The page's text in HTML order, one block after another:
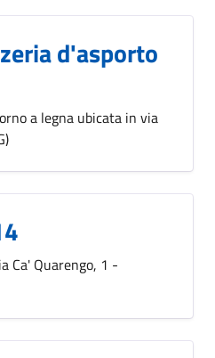
d'asporto
a legna ubicata in via
Ca' Quarengo, 1 -